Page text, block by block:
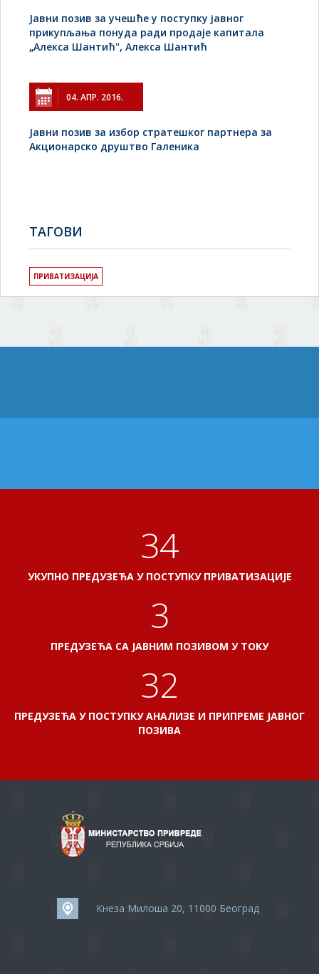
Jавни позив за учешће у поступку јавног
прикупљања понуда ради продаје капитала
„Алекса Шантић", Алекса Шантић
04. АПР. 2016.
Јавни позив за избор стратешког партнера за
Акционарско друштво Галеника
TAГОВИ
ПРИВАТИЗАЦИЈА
41
УКУПНО ПРЕДУЗЕЋА У ПОСТУПКУ ПРИВАТИЗАЦИЈЕ
3
ПРЕДУЗЕЋА СА ЈАВНИМ ПОЗИВОМ У ТОКУ
38
ПРЕДУЗЕЋА У ПОСТУПКУ АНАЛИЗЕ И ПРИПРЕМЕ ЈАВНОГ
ПОЗИВА
Кнеза Милоша 20, 11000 Београд